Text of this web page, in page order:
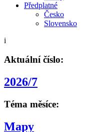
Předplatné
Česko
Slovensko
i
Aktuální číslo:
2026/7
Téma měsíce:
Mapy